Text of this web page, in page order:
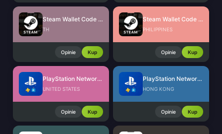
Steam Wallet Code (THB)
TH
Opinie Kup
Steam Wallet Code (PHP)
PHILIPPINES
Opinie Kup
PlayStation Network Card (US)
UNITED STATES
Opinie Kup
PlayStation Network Card (HK)
HONG KONG
Opinie Kup